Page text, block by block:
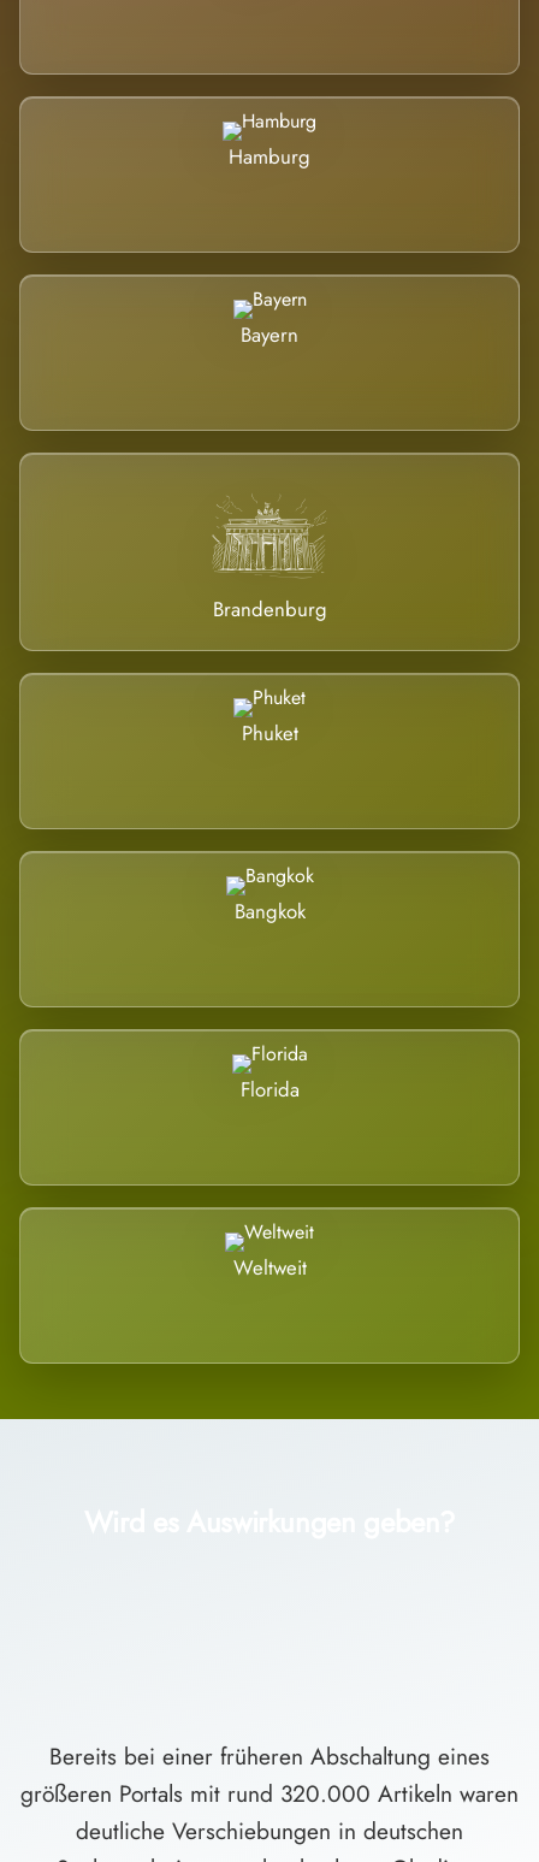
Hamburg
Bayern
Brandenburg
Phuket
Bangkok
Florida
Weltweit
Bereits bei einer früheren Abschaltung eines
größeren Portals mit rund 320.000 Artikeln waren
deutliche Verschiebungen in deutschen